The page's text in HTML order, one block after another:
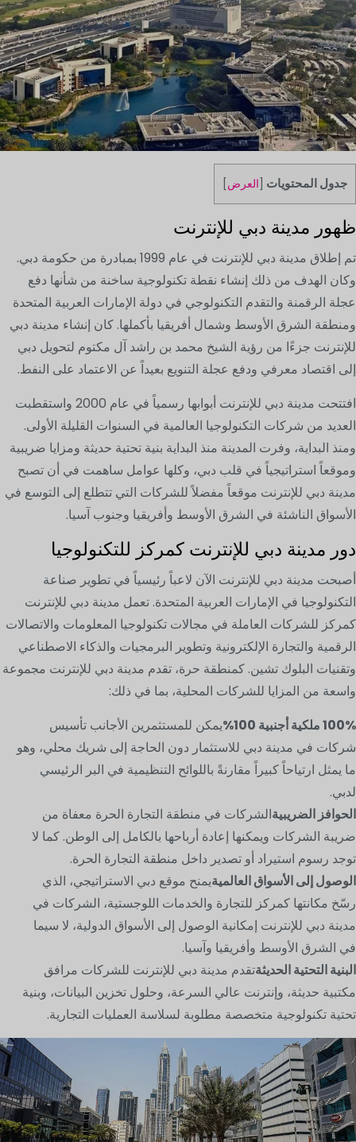
جدول المحتويات العرض
ظهور مدينة دبي للإنترنت
تم إطلاق مدينة دبي للإنترنت في عام 1999 بمبادرة من حكومة دبي.
وكان الهدف من ذلك إنشاء نقطة تكنولوجية ساخنة من شأنها دفع
عجلة الرقمنة والتقدم التكنولوجي في دولة الإمارات العربية المتحدة
ومنطقة الشرق الأوسط وشمال أفريقيا بأكملها. كان إنشاء مدينة دبي
للإنترنت جزءًا من رؤية الشيخ محمد بن راشد آل مكتوم لتحويل دبي
إلى اقتصاد معرفي ودفع عجلة التنويع بعيداً عن الاعتماد على النفط.
افتتحت مدينة دبي للإنترنت أبوابها رسمياً في عام 2000 واستقطبت
العديد من شركات التكنولوجيا العالمية في السنوات القليلة الأولى.
ومنذ البداية، وفرت المدينة منذ البداية بنية تحتية حديثة ومزايا ضريبية
وموقعاً استراتيجياً في قلب دبي، وكلها عوامل ساهمت في أن تصبح
مدينة دبي للإنترنت موقعاً مفضلاً للشركات التي تتطلع إلى التوسع في
الأسواق الناشئة في الشرق الأوسط وأفريقيا وجنوب آسيا.
دور مدينة دبي للإنترنت كمركز للتكنولوجيا
أصبحت مدينة دبي للإنترنت الآن لاعباً رئيسياً في تطوير صناعة
التكنولوجيا في الإمارات العربية المتحدة. تعمل مدينة دبي للإنترنت
كمركز للشركات العاملة في مجالات تكنولوجيا المعلومات والاتصالات
الرقمية والتجارة الإلكترونية وتطوير البرمجيات والذكاء الاصطناعي
وتقنيات البلوك تشين. كمنطقة حرة، تقدم مدينة دبي للإنترنت مجموعة
واسعة من المزايا للشركات المحلية، بما في ذلك:
100% ملكية أجنبية 100%
يمكن للمستثمرين الأجانب تأسيس
شركات في مدينة دبي للاستثمار دون الحاجة إلى شريك محلي، وهو
ما يمثل ارتياحاً كبيراً مقارنةً باللوائح التنظيمية في البر الرئيسي
لدبي.
الحوافز الضريبيةالشركات في منطقة التجارة الحرة معفاة من
ضريبة الشركات ويمكنها إعادة أرباحها بالكامل إلى الوطن. كما لا
توجد رسوم استيراد أو تصدير داخل منطقة التجارة الحرة.
الوصول إلى الأسواق العالميةيمنح موقع دبي الاستراتيجي، الذي
رسّخ مكانتها كمركز للتجارة والخدمات اللوجستية، الشركات في
مدينة دبي للإنترنت إمكانية الوصول إلى الأسواق الدولية، لا سيما
في الشرق الأوسط وأفريقيا وآسيا.
البنية التحتية الحديثةتقدم مدينة دبي للإنترنت للشركات مرافق
مكتبية حديثة، وإنترنت عالي السرعة، وحلول تخزين البيانات، وبنية
تحتية تكنولوجية متخصصة مطلوبة لسلاسة العمليات التجارية.